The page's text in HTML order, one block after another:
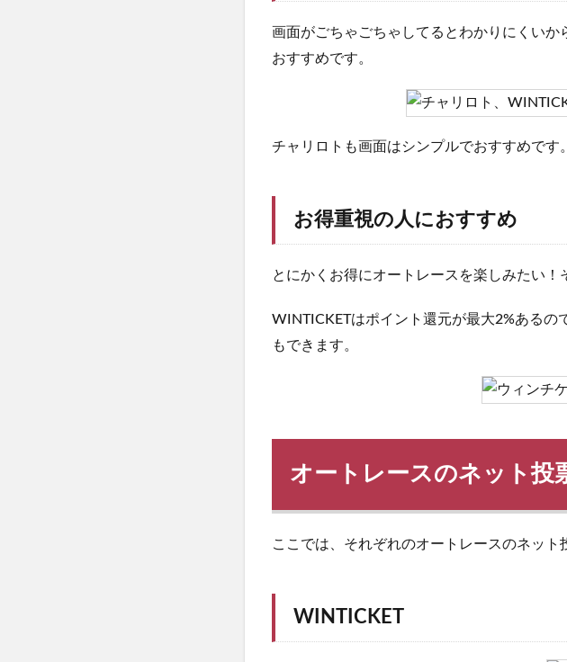
画面がごちゃごちゃしてるとわかりにくい
おすすめです。
チャリロトも画面はシンプルでおすすめです。
お得重視の人におすすめ
とにかくお得にオートレースを楽しみたい！
WINTICKETはポイント還元が最大2%あるの
もできます。
オートレースのネット投
ここでは、それぞれのオートレースのネット
WINTICKET